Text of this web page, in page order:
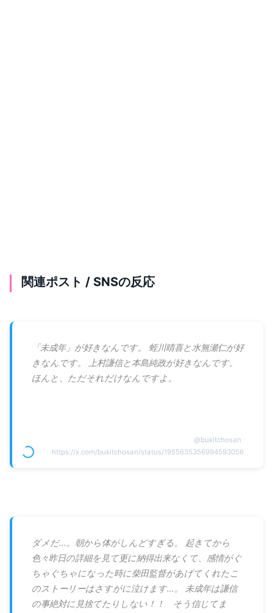
関連ポスト / SNSの反応
「未成年」が好きなんです。 蛭川晴喜と水無瀬仁が好
きなんです。 上村謙信と本島純政が好きなんです。
ほんと、ただそれだけなんですよ。
@bukitchosan
https://x.com/bukitchosan/status/1955635356994593056
ダメだ…。朝から体がしんどすぎる。 起きてから
色々昨日の詳細を見て更に納得出来なくて、感情がぐ
ちゃぐちゃになった時に柴田監督があげてくれたこ
のストーリーはさすがに泣けます…。 未成年は謙信
の事絶対に見捨てたりしない！！ そう信じてま